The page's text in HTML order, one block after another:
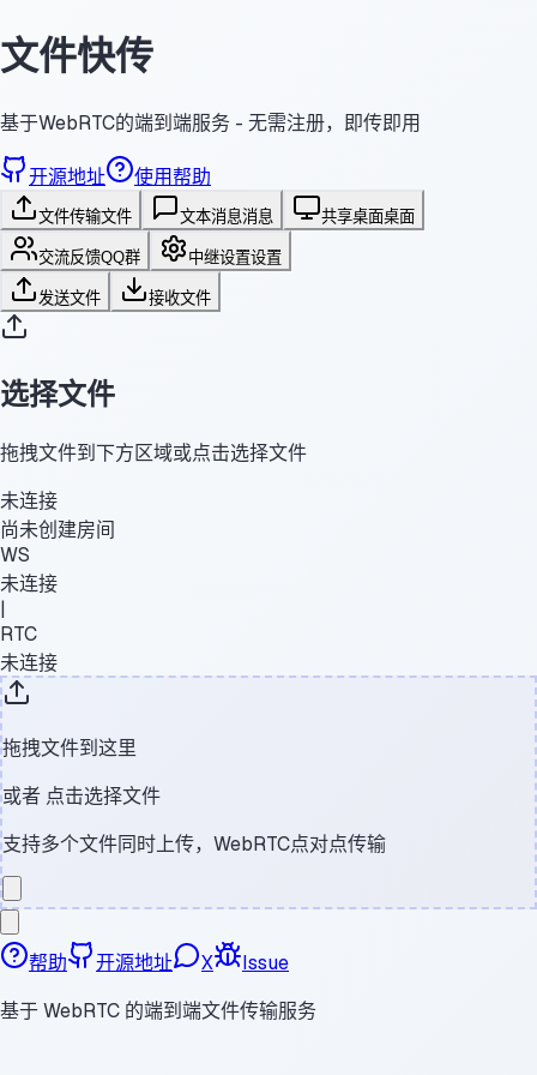
文件快传
基于WebRTC的端到端服务 - 无需注册，即传即用
开源地址 使用帮助
文件传输文件 文本消息消息 共享桌面桌面
交流反馈QQ群 中继设置设置
发送文件 接收文件
选择文件
拖拽文件到下方区域或点击选择文件
未连接
尚未创建房间
WS
未连接
|
RTC
未连接
拖拽文件到这里
或者 点击选择文件
支持多个文件同时上传，WebRTC点对点传输
帮助 开源地址 X
Issue
基于 WebRTC 的端到端文件传输服务